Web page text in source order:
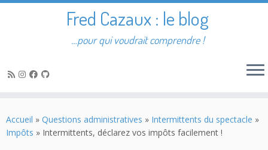
au
contenu
Fred Cazaux : le blog
…pour qui voudrait comprendre !
Accueil » Questions administratives » Intermittents du spectacle »
Impôts » Intermittents, déclarez vos impôts facilement !